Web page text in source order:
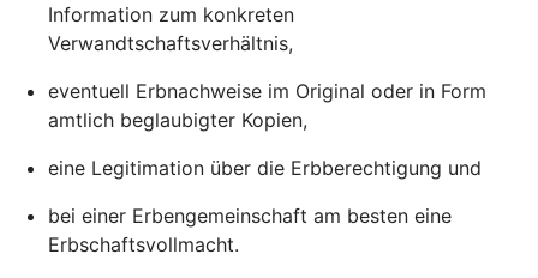
Information zum konkreten
Verwandtschaftsverhältnis,
eventuell Erbnachweise im Original oder in Form
amtlich beglaubigter Kopien,
eine Legitimation über die Erbberechtigung und
bei einer Erbengemeinschaft am besten eine
Erbschaftsvollmacht.